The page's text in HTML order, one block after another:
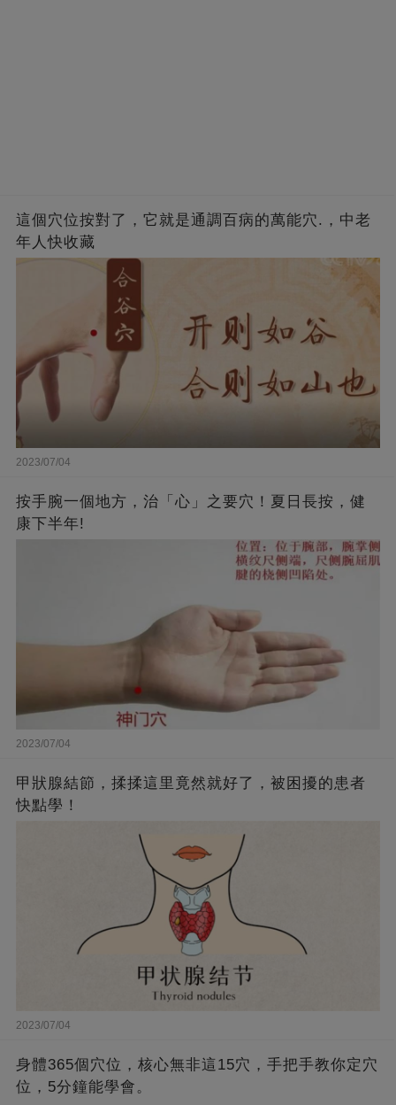
這個穴位按對了，它就是通調百病的萬能穴.，中老
年人快收藏
2023/07/04
按手腕一個地方，治「心」之要穴！夏日長按，健
康下半年!
2023/07/04
甲狀腺結節，揉揉這里竟然就好了，被困擾的患者
快點學！
2023/07/04
身體365個穴位，核心無非這15穴，手把手教你定穴
位，5分鐘能學會。